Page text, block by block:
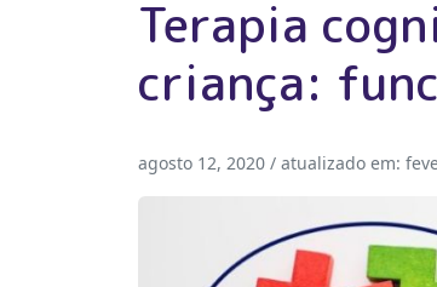
Terapia
criança:
agosto 12, 2020 / atualizado em: